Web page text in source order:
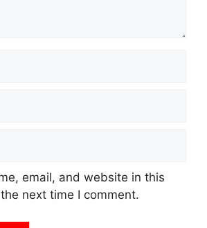
email, and website in this
next time I comment.